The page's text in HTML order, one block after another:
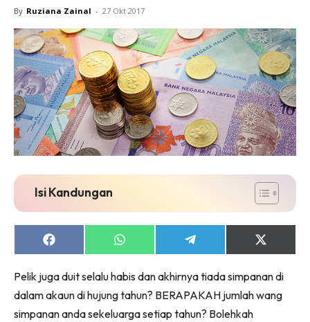
By Ruziana Zainal - 27 Okt 2017
Isi Kandungan
Share
on
Share
on
Share
on
Share
on
(Twitter)
Pelik juga duit selalu habis dan akhirnya tiada simpanan di
dalam akaun di hujung tahun? BERAPAKAH jumlah wang
simpanan anda sekeluarga setiap tahun? Bolehkah